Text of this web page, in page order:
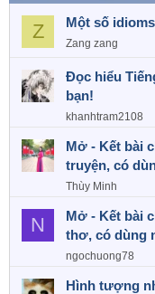
t
n
s
:
Z Một số
Zang zang
Đọc hiểu
bạn!
khanhtram2108
Mở - Kết bài
truyện, có
Thùy Minh
N
Mở - Kết bài
thơ, có dùng
ngochuong78
Hình tượng